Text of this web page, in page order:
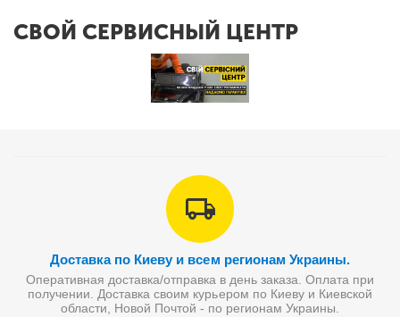
СВОЙ СЕРВИСНЫЙ ЦЕНТР
Доставка по Киеву и всем регионам Украины.
Оперативная доставка/отправка в день заказа. Оплата при
получении. Доставка своим курьером по Киеву и Киевской
области, Новой Почтой - по регионам Украины.